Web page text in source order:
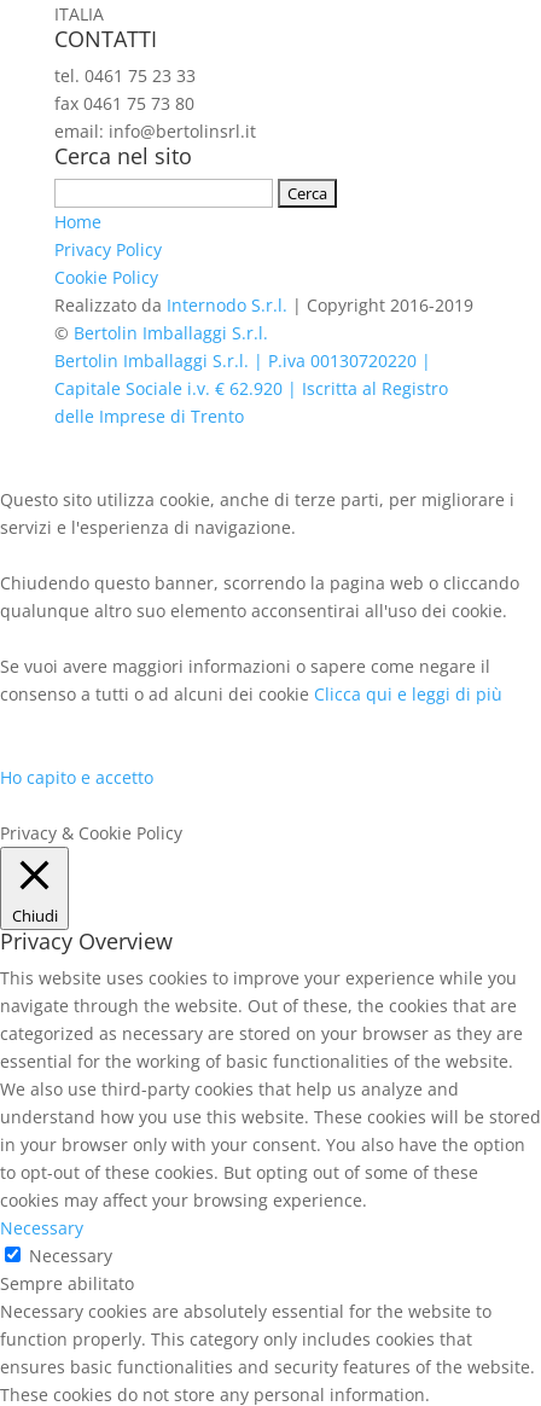
ITALIA
CONTATTI
tel. 0461 75 23 33
fax 0461 75 73 80
email: info@bertolinsrl.it
Cerca nel sito
per:
Home
Privacy Policy
Cookie Policy
Realizzato da Internodo S.r.l. | Copyright 2016-2019
© Bertolin Imballaggi S.r.l.
Bertolin Imballaggi S.r.l. | P.iva 00130720220 |
Capitale Sociale i.v. € 62.920 | Iscritta al Registro
delle Imprese di Trento
Questo sito utilizza cookie, anche di terze parti, per migliorare i
servizi e l'esperienza di navigazione.
Chiudendo questo banner, scorrendo la pagina web o cliccando
qualunque altro suo elemento acconsentirai all'uso dei cookie.
Se vuoi avere maggiori informazioni o sapere come negare il
consenso a tutti o ad alcuni dei cookie Clicca qui e leggi di più
Ho capito e accetto
Privacy & Cookie Policy
Chiudi
Privacy Overview
This website uses cookies to improve your experience while you
navigate through the website. Out of these, the cookies that are
categorized as necessary are stored on your browser as they are
essential for the working of basic functionalities of the website.
We also use third-party cookies that help us analyze and
understand how you use this website. These cookies will be stored
in your browser only with your consent. You also have the option
to opt-out of these cookies. But opting out of some of these
cookies may affect your browsing experience.
Necessary
Necessary
Sempre abilitato
Necessary cookies are absolutely essential for the website to
function properly. This category only includes cookies that
ensures basic functionalities and security features of the website.
These cookies do not store any personal information.